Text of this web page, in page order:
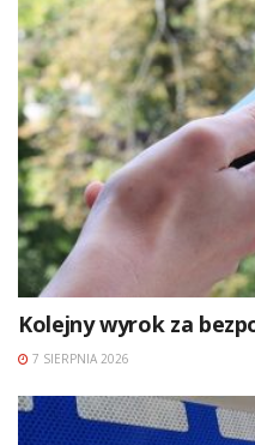
Kolejny wyrok za
7 SIERPNIA 2026